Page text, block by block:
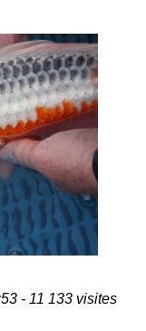
- 11 133 visites